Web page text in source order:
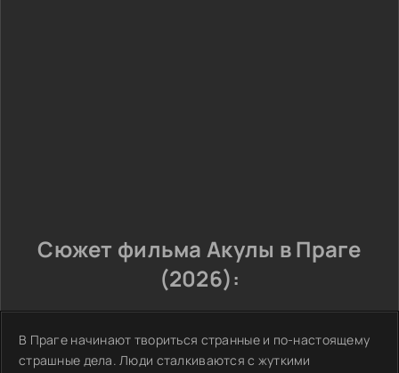
Сюжет фильма Акулы в Праге
(2026):
В Праге начинают твориться странные и по-настоящему
страшные дела. Люди сталкиваются с жуткими